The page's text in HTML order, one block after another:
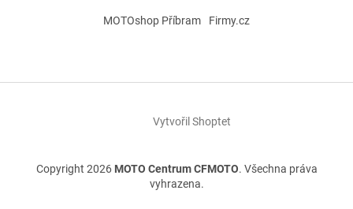
MOTOshop Příbram Firmy.cz
Vytvořil Shoptet
Copyright 2026 MOTO Centrum CFMOTO. Všechna práva
vyhrazena.